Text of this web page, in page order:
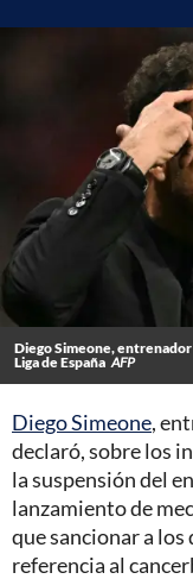
Diego Simeone,
Liga de España AFP
Diego Simeone,
declaró, sobre los
la suspensión del
lanzamiento de
que sancionar a los
referencia al